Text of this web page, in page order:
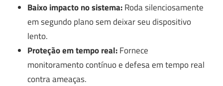
Baixo impacto no sistema:Roda silenciosamente
em segundo plano sem deixar seu dispositivo
lento.
Proteção em tempo real:Fornece
monitoramento contínuo e defesa em tempo real
contra ameaças.